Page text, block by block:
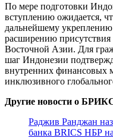
По мере подготовки
вступлению ожидается,
дальнейшему
расширению
Восточной Азии. Для
шаг Индонезии
внутренних финансовых
инклюзивного
Другие новости о
Раджив Ранджан
банка BRICS НБР